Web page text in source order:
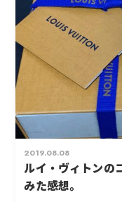
2019.08.08
ルイ・ヴィトンの
みた感想。